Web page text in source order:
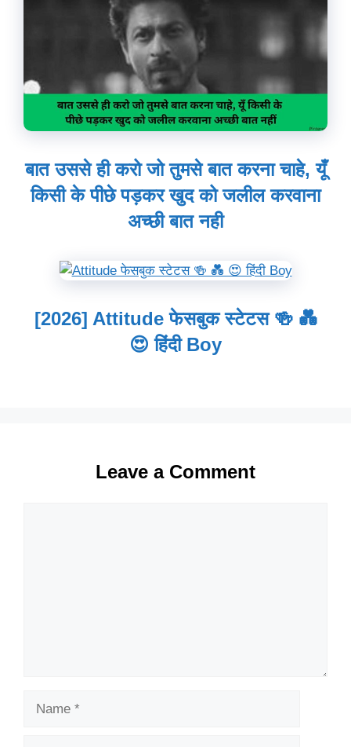
बात उससे ही करो जो तुमसे बात करना चाहे, यूँ
किसी के पीछे पड़कर खुद को जलील करवाना
अच्छी बात नही
[2026] Attitude फेसबुक स्टेटस 🍻 💑
😍 हिंदी Boy
Leave a Comment